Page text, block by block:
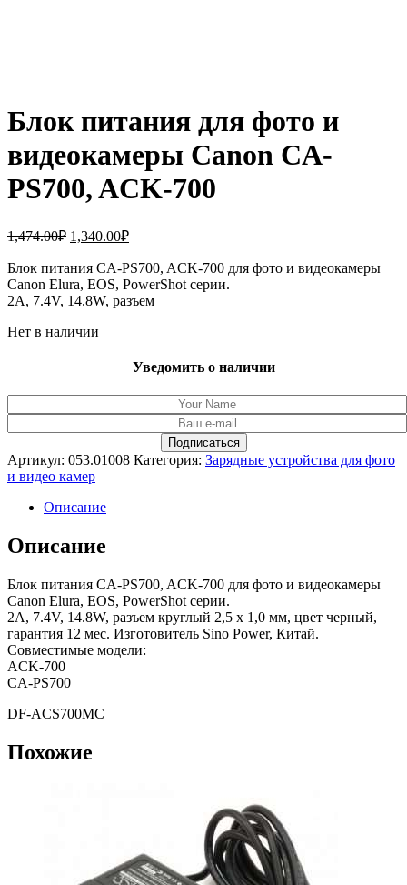
Блок питания для фото и
видеокамеры Canon CA-
PS700, ACK-700
1,474.00₽ Первоначальная
составляла
1,474.00₽.
1,340.00₽Текущая
1,340.00₽.
Блок питания CA-PS700, ACK-700 для фото и видеокамеры
Canon Elura, EOS, PowerShot серии.
2A, 7.4V, 14.8W, разъем
Нет в наличии
Уведомить о наличии
Артикул: 053.01008 Категория: Зарядные устройства для фото
и видео камер
Описание
Описание
Блок питания CA-PS700, ACK-700 для фото и видеокамеры
Canon Elura, EOS, PowerShot серии.
2A, 7.4V, 14.8W, разъем круглый 2,5 x 1,0 мм, цвет черный,
гарантия 12 мес. Изготовитель Sino Power, Китай.
Совместимые модели:
ACK-700
CA-PS700
DF-ACS700MC
Похожие